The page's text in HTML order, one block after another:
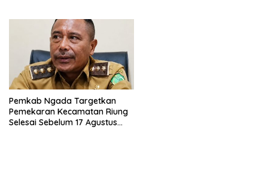
Pemkab Ngada Targetkan
Pemekaran Kecamatan Riung
Selesai Sebelum 17 Agustus